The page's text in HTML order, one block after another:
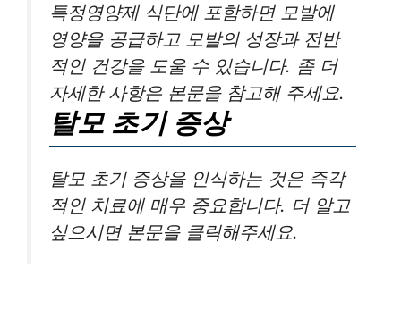
특정영양제 식단에 포함하면 모발에
영양을 공급하고 모발의 성장과 전반
적인 건강을 도울 수 있습니다. 좀 더
자세한 사항은 본문을 참고해 주세요.
탈모 초기 증상
탈모 초기 증상을 인식하는 것은 즉각
적인 치료에 매우 중요합니다. 더 알고
싶으시면 본문을 클릭해주세요.